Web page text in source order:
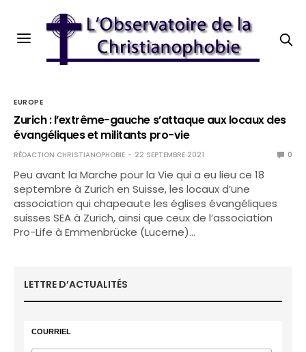
EUROPE
Zurich : l’extrême-gauche s’attaque aux locaux des
évangéliques et militants pro-vie
RÉDACTION CHRISTIANOPHOBIE 22 SEPTEMBRE 2021 0
Peu avant la Marche pour la Vie qui a eu lieu ce 18
septembre à Zurich en Suisse, les locaux d’une
association qui chapeaute les églises évangéliques
suisses SEA à Zurich, ainsi que ceux de l’association
Pro-Life à Emmenbrücke (Lucerne)…
LETTRE D’ACTUALITÉS
COURRIEL